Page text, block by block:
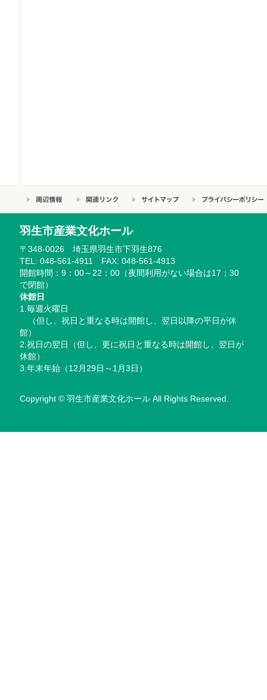
羽生市産業文化ホール
〒348-0026 埼玉県羽生市下羽生876
TEL: 048-561-4911 FAX: 048-561-4913
開館時間：9：00～22：00（夜間利用がない場合は17：30
で閉館）
休館日
1.毎週火曜日
（但し、祝日と重なる時は開館し、翌日以降の平日が休
館）
2.祝日の翌日（但し、更に祝日と重なる時は開館し、翌日が
休館）
3.年末年始（12月29日～1月3日）
Copyright © 羽生市産業文化ホール All Rights Reserved.